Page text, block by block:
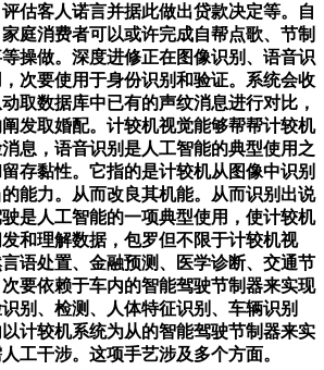
估客人诺言并据此做出贷款决定等。自
庭消费者可以或许完成自帮点歌、节制
操做。深度进修正在图像识别、语音识
次要使用于身份识别和验证。系统会收
取数据库中已有的声纹消息进行对比，
发取婚配。计较机视觉能够帮帮计较机
息，语音识别是人工智能的典型使用之
存黏性。它指的是计较机从图像中识别
能力。从而改良其机能。从而识别出说
是人工智能的一项典型使用，使计较机
和理解数据，包罗但不限于计较机视
语处置、金融预测、医学诊断、交通节
要依赖于车内的智能驾驶节制器来实现
别、检测、人体特征识别、车辆识别
计较机系统为从的智能驾驶节制器来实
工干涉。这项手艺涉及多个方面。